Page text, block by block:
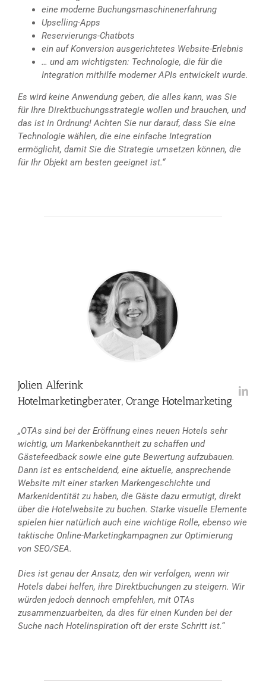
eine moderne Buchungsmaschinenerfahrung
Upselling-Apps
Reservierungs-Chatbots
ein auf Konversion ausgerichtetes Website-Erlebnis
… und am wichtigsten: Technologie, die für die
Integration mithilfe moderner APIs entwickelt wurde.
Es wird keine Anwendung geben, die alles kann, was Sie
für Ihre Direktbuchungsstrategie wollen und brauchen, und
das ist in Ordnung! Achten Sie nur darauf, dass Sie eine
Technologie wählen, die eine einfache Integration
ermöglicht, damit Sie die Strategie umsetzen können, die
für Ihr Objekt am besten geeignet ist.“
Jolien Alferink
Hotelmarketingberater, Orange Hotelmarketing
„OTAs sind bei der Eröffnung eines neuen Hotels sehr
wichtig, um Markenbekanntheit zu schaffen und
Gästefeedback sowie eine gute Bewertung aufzubauen.
Dann ist es entscheidend, eine aktuelle, ansprechende
Website mit einer starken Markengeschichte und
Markenidentität zu haben, die Gäste dazu ermutigt, direkt
über die Hotelwebsite zu buchen. Starke visuelle Elemente
spielen hier natürlich auch eine wichtige Rolle, ebenso wie
taktische Online-Marketingkampagnen zur Optimierung
von SEO/SEA.
Dies ist genau der Ansatz, den wir verfolgen, wenn wir
Hotels dabei helfen, ihre Direktbuchungen zu steigern. Wir
würden jedoch dennoch empfehlen, mit OTAs
zusammenzuarbeiten, da dies für einen Kunden bei der
Suche nach Hotelinspiration oft der erste Schritt ist.“